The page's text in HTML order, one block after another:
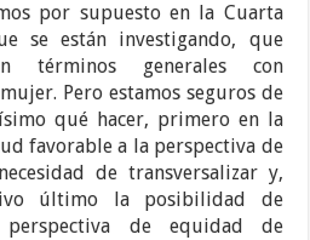
por supuesto en la Cuarta
se están investigando, que
generales con
Pero estamos seguros de
qué hacer, primero en la
favorable a la perspectiva de
de transversalizar y,
último la posibilidad de
perspectiva de equidad de